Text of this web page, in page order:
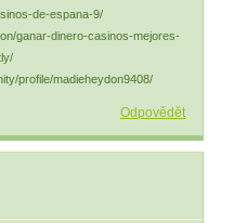
de-espana-9/
ganar-dinero-casinos-mejores-
profile/madieheydon9408/
Odpovědět